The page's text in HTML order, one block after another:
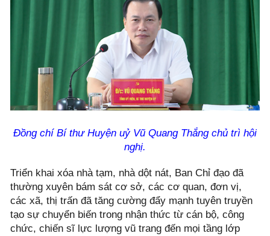
Đồng chí Bí thư Huyện uỷ Vũ Quang Thắng chủ trì hội
nghị.
Triển khai xóa nhà tạm, nhà dột nát, Ban Chỉ đạo đã
thường xuyên bám sát cơ sở, các cơ quan, đơn vị,
các xã, thị trấn đã tăng cường đẩy mạnh tuyên truyền
tạo sự chuyển biến trong nhận thức từ cán bộ, công
chức, chiến sĩ lực lượng vũ trang đến mọi tầng lớp